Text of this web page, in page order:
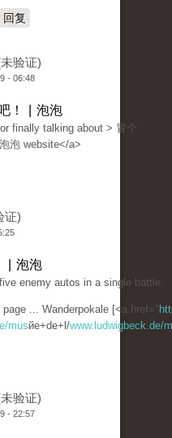
回复
验证)
- 06:48
！ | 泡泡
finally talking about > 冒个
泡 website</a>
证)
| 泡泡
enemy autos in a single battle.
... Wanderpokale [<a href="
musйe+de+l/www.ludwigbeck.de/
验证)
- 22:57